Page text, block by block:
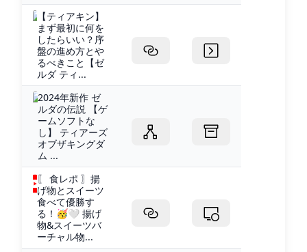
【ティアキン】
まず最初に何を
したらいい？序
盤の進め方とや
るべきこと【ゼ
ルダ ティ...
2024年新作 ゼ
ルダの伝説 【ゲ
ームソフトな
し】 ティアーズ
オブザキングダ
ム ...
〖 食レポ 〗揚
げ物とスイーツ
食べて優勝す
る！🥳🤍 揚げ
物&スイーツバ
ーチャル物...